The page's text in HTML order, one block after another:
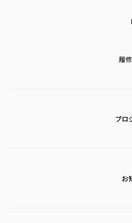
履
プロ
お